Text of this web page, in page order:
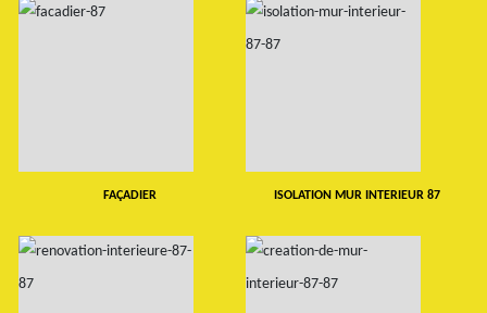
FAÇADIER ISOLATION MUR INTERIEUR 87